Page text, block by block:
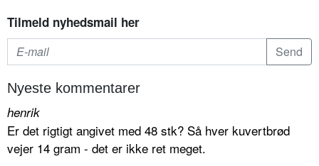
Tilmeld nyhedsmail her
Nyeste kommentarer
henrik
Er det rigtigt angivet med 48 stk? Så hver kuvertbrød
vejer 14 gram - det er ikke ret meget.